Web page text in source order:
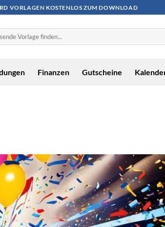
VORLAGEN KOSTENLOS ZUM DOWNLOAD
Finanzen Gutscheine